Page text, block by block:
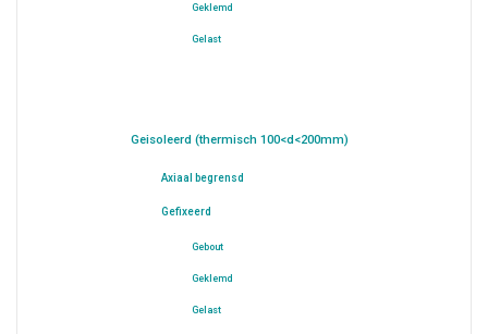
Geklemd
Gelast
Geisoleerd (thermisch 100<d<200mm)
Axiaal begrensd
Gefixeerd
Gebout
Geklemd
Gelast